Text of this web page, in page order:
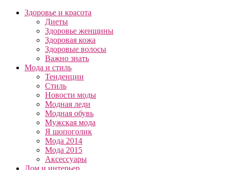
Здоровье и красота
Диеты
Здоровье женщины
Здоровая кожа
Здоровые волосы
Важно знать
Мода и стиль
Тенденции
Стиль
Новости моды
Модная леди
Модная обувь
Мужская мода
Я шопоголик
Мода 2014
Мода 2015
Аксессуары
Дом и интерьер